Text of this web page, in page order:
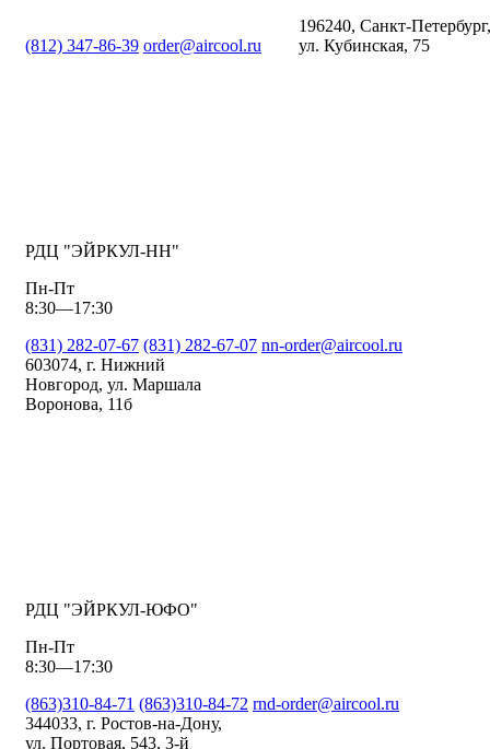
(812) 347-86-39 order@aircool.ru
196240, Санкт-Петербург,
ул. Кубинская, 75
РДЦ "ЭЙРКУЛ-НН"
Пн-Пт
8:30—17:30
(831) 282-07-67 (831) 282-67-07 nn-order@aircool.ru
603074, г. Нижний
Новгород, ул. Маршала
Воронова, 11б
РДЦ "ЭЙРКУЛ-ЮФО"
Пн-Пт
8:30—17:30
(863)310-84-71 (863)310-84-72 rnd-order@aircool.ru
344033, г. Ростов-на-Дону,
ул. Портовая, 543, 3-й